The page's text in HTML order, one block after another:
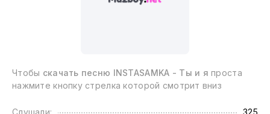
Чтобы скачать песню INSTASAMKA - Ты и я проста
нажмите кнопку стрелка которой смотрит вниз
Слушали:
325